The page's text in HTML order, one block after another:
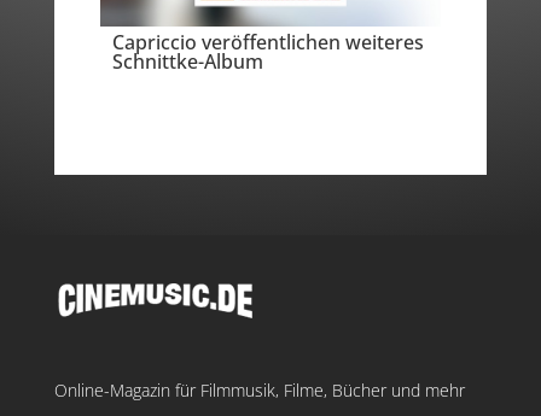
Capriccio veröffentlichen weiteres
Schnittke-Album
Online-Magazin für Filmmusik, Filme, Bücher und mehr